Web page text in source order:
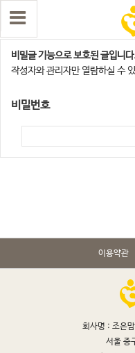
인천서구계양점
비밀글 기능으로 보호된 글입니
작성자와 관리자만 열람하실 수
비밀번호
이용약관
회사명 : 조은
서울 중